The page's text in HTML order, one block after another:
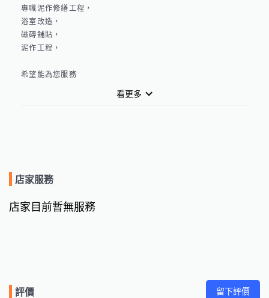
專職泥作修繕工程，
浴室改造，
磁磚舖貼，
泥作工程，
希望能為您服務
看更多
店家服務
店家目前暫無服務
評價 留下評價